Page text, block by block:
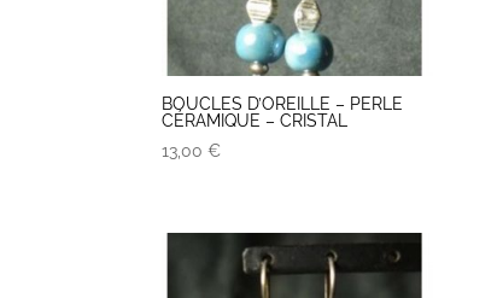
BOUCLES D’OREILLE – PERLE
CÉRAMIQUE – CRISTAL
13,00€